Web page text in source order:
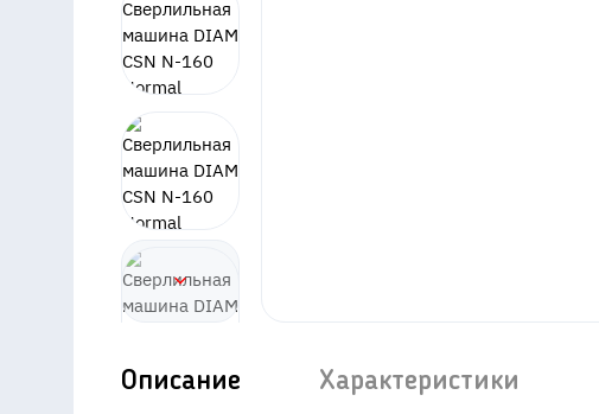
Описание Характеристики